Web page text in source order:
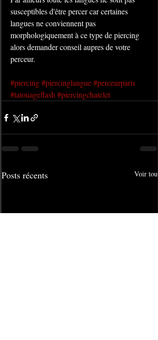
susceptibles d'être percer car certaines
langues ne conviennent pas
morphologiquement à ce type de piercing
alors demander conseil aupres de votre
perceur.
#piercing#piercinglangue#perceurparis
#tatouageflash#piercingchatelet
Posts récents Voir tout